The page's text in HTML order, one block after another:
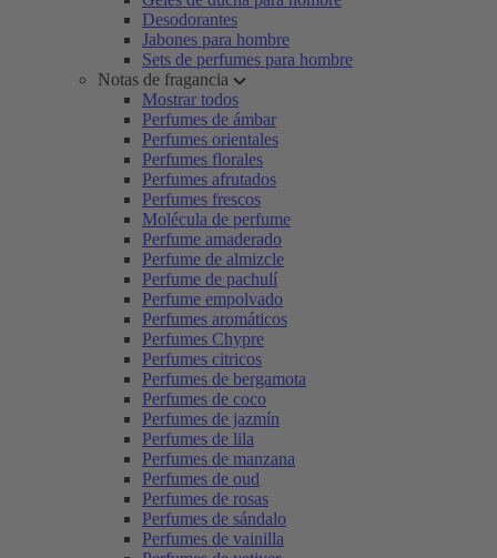
Desodorantes
Jabones para hombre
Sets de perfumes para hombre
Notas de fragancia
Mostrar todos
Perfumes de ámbar
Perfumes orientales
Perfumes florales
Perfumes afrutados
Perfumes frescos
Molécula de perfume
Perfume amaderado
Perfume de almizcle
Perfume de pachulí
Perfume empolvado
Perfumes aromáticos
Perfumes Chypre
Perfumes citricos
Perfumes de bergamota
Perfumes de coco
Perfumes de jazmín
Perfumes de lila
Perfumes de manzana
Perfumes de oud
Perfumes de rosas
Perfumes de sándalo
Perfumes de vainilla